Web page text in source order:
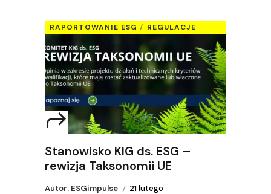
RAPORTOWANIE ESG REGULACJE
Stanowisko KIG ds. ESG –
rewizja Taksonomii UE
Autor: ESGimpulse 21 lutego